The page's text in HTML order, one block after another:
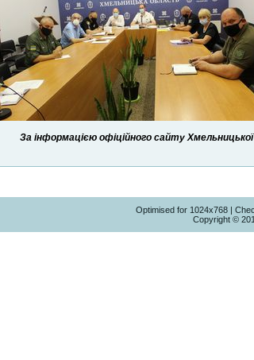
За інформацією офіційного сайту Хмельницької
Optimised for 1024x768 |
Copyright ©